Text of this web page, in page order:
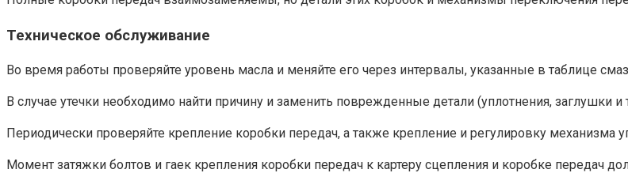
Техническое обслуживание
Во время работы проверяйте уровень масла и меняйте его через интервалы, указанные в таблице
В случае утечки необходимо найти причину и заменить поврежденные детали (уплотнения, заглушки и
Периодически проверяйте крепление коробки передач, а также крепление и регулировку механизма
Момент затяжки болтов и гаек крепления коробки передач к картеру сцепления и коробке передач